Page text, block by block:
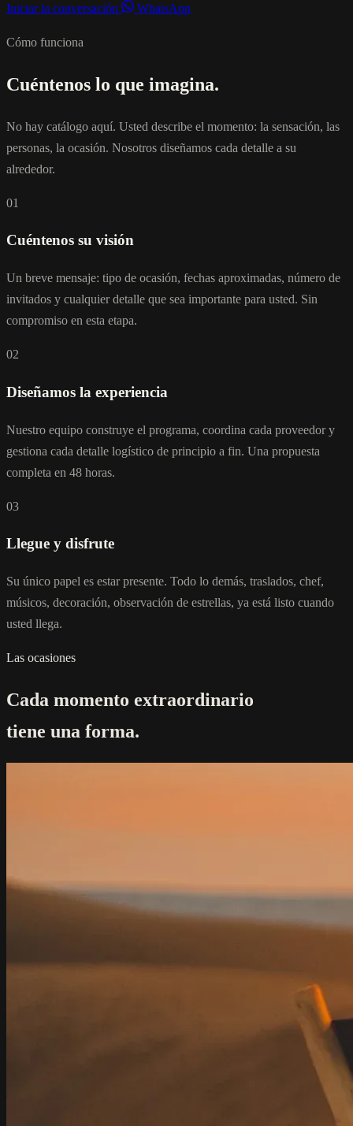
Iniciar la conversación WhatsApp
Cómo funciona
Cuéntenos lo que imagina.
No hay catálogo aquí. Usted describe el momento: la sensación, las
personas, la ocasión. Nosotros diseñamos cada detalle a su
alrededor.
01
Cuéntenos su visión
Un breve mensaje: tipo de ocasión, fechas aproximadas, número de
invitados y cualquier detalle que sea importante para usted. Sin
compromiso en esta etapa.
02
Diseñamos la experiencia
Nuestro equipo construye el programa, coordina cada proveedor y
gestiona cada detalle logístico de principio a fin. Una propuesta
completa en 48 horas.
03
Llegue y disfrute
Su único papel es estar presente. Todo lo demás, traslados, chef,
músicos, decoración, observación de estrellas, ya está listo cuando
usted llega.
Las ocasiones
Cada momento extraordinario
tiene una forma.